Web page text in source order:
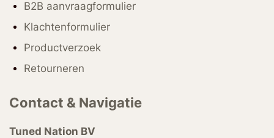
B2B aanvraagformulier
Klachtenformulier
Productverzoek
Retourneren
Contact & Navigatie
Tuned Nation BV